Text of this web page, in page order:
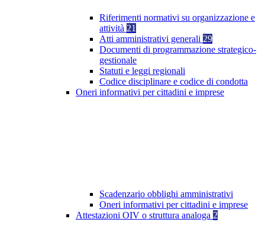
Riferimenti normativi su organizzazione e
attività 21
Atti amministrativi generali 29
Documenti di programmazione strategico-
gestionale
Statuti e leggi regionali
Codice disciplinare e codice di condotta
Oneri informativi per cittadini e imprese
Scadenzario obblighi amministrativi
Oneri informativi per cittadini e imprese
Attestazioni OIV o struttura analoga 2